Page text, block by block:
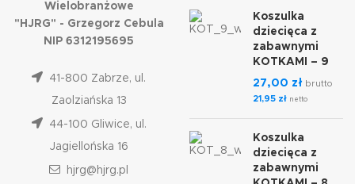
Wielobranżowe
"HJRG" - Grzegorz Cebula
NIP 6312195695
41-800 Zabrze, ul.
Zaolziańska 13
44-100 Gliwice, ul.
Jagiellońska 16
hjrg@hjrg.pl
Koszulka
dziecięca z
zabawnymi
KOTKAMI – 9
27,00 zł brutto
21,95 zł netto
Koszulka
dziecięca z
zabawnymi